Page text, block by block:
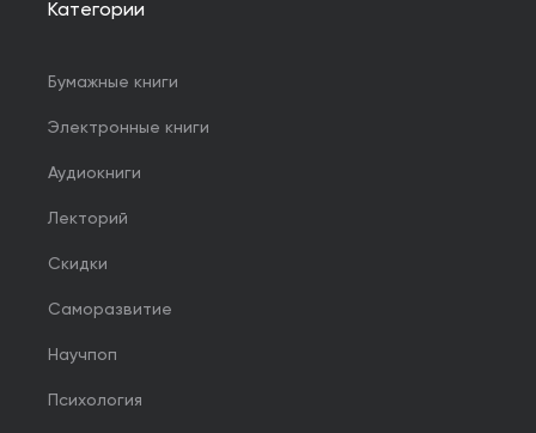
Категории
Бумажные книги
Электронные книги
Аудиокниги
Лекторий
Скидки
Саморазвитие
Научпоп
Психология